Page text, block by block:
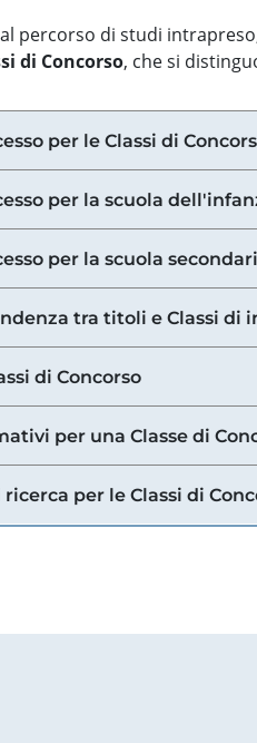
percorso di studi
di Concorso, che si
per le Classi di
per la scuola
per la scuola
tra titoli e Classi di
di Concorso
per una Classe di
per le Classi di